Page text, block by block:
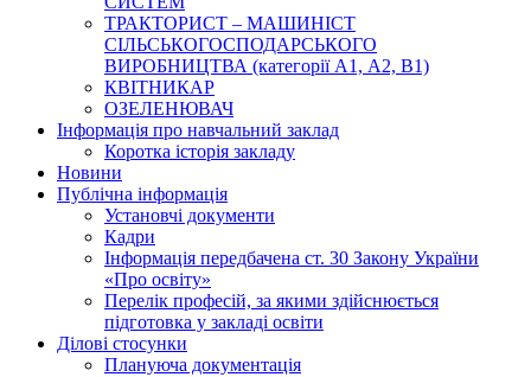
ТРАКТОРИСТ – МАШИНІСТ
СІЛЬСЬКОГОСПОДАРСЬКОГО
ВИРОБНИЦТВА (категорії А1, А2, В1)
КВІТНИКАР
ОЗЕЛЕНЮВАЧ
Інформація про навчальний заклад
Коротка історія закладу
Новини
Публічна інформація
Установчі документи
Кадри
Інформація передбачена ст. 30 Закону України
«Про освіту»
Перелік професій, за якими здійснюється
підготовка у закладі освіти
Ділові стосунки
Плануюча документація